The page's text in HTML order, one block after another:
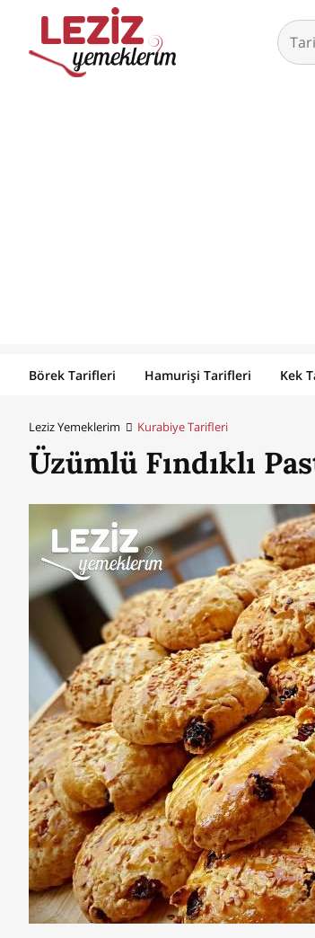
Börek Tarifleri Hamurişi Tarifleri Kek
Leziz Yemeklerim Kurabiye Tarifleri
Üzümlü Fındıklı